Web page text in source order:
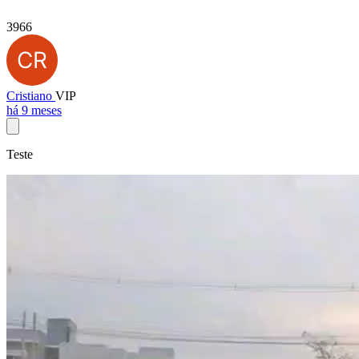
3966
Cristiano VIP
há 9 meses
Teste